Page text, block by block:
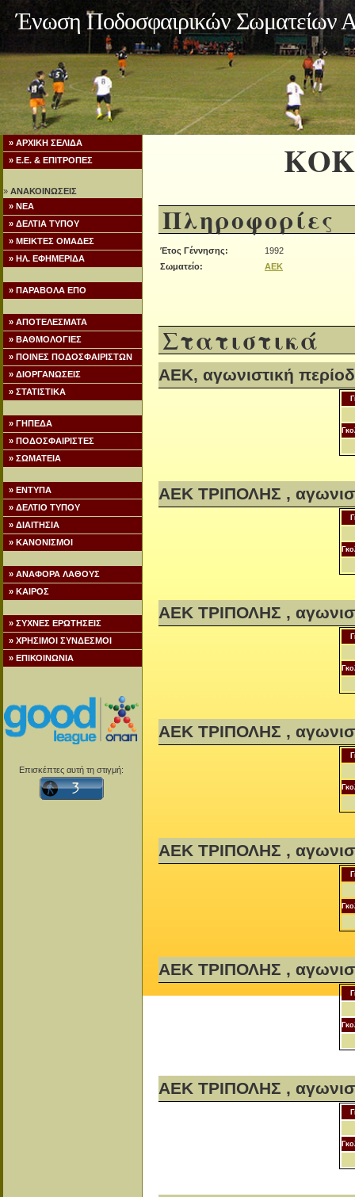
Ένωση Ποδοσφαιρικών Σωματείων
» ΑΡΧΙΚΗ ΣΕΛΙΔΑ
» Ε.Ε. & ΕΠΙΤΡΟΠΕΣ
» ΑΝΑΚΟΙΝΩΣΕΙΣ
» ΝΕΑ
» ΔΕΛΤΙΑ ΤΥΠΟΥ
» ΜΕΙΚΤΕΣ ΟΜΑΔΕΣ
» ΗΛ. ΕΦΗΜΕΡΙΔΑ
» ΠΑΡΑΒΟΛΑ ΕΠΟ
» ΑΠΟΤΕΛΕΣΜΑΤΑ
» ΒΑΘΜΟΛΟΓΙΕΣ
» ΠΟΙΝΕΣ ΠΟΔΟΣΦΑΙΡΙΣΤΩΝ
» ΔΙΟΡΓΑΝΩΣΕΙΣ
» ΣΤΑΤΙΣΤΙΚΑ
» ΓΗΠΕΔΑ
» ΠΟΔΟΣΦΑΙΡΙΣΤΕΣ
» ΣΩΜΑΤΕΙΑ
» ΕΝΤΥΠΑ
» ΔΕΛΤΙΟ ΤΥΠΟΥ
» ΔΙΑΙΤΗΣΙΑ
» ΚΑΝΟΝΙΣΜΟΙ
» ΑΝΑΦΟΡΑ ΛΑΘΟΥΣ
» ΚΑΙΡΟΣ
» ΣΥΧΝΕΣ ΕΡΩΤΗΣΕΙΣ
» ΧΡΗΣΙΜΟΙ ΣΥΝΔΕΣΜΟΙ
» ΕΠΙΚΟΙΝΩΝΙΑ
Επισκέπτες αυτή τη στιγμή:
Πληροφορίες
Έτος Γέννησης:
1992
Σωματείο:
ΑΕΚ
Στατιστικά
ΑΕΚ, αγωνιστική
ΑΕΚ ΤΡΙΠΟΛΗΣ ,
ΑΕΚ ΤΡΙΠΟΛΗΣ ,
ΑΕΚ ΤΡΙΠΟΛΗΣ ,
ΑΕΚ ΤΡΙΠΟΛΗΣ ,
ΑΕΚ ΤΡΙΠΟΛΗΣ ,
ΑΕΚ ΤΡΙΠΟΛΗΣ ,